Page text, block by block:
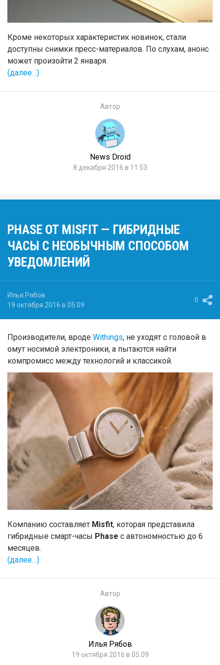
Кроме некоторых характеристик новинок, стали
доступны снимки пресс-материалов. По слухам, анонс
может произойти 2 января.
(далее…)
Автор
News Droid
8 декабря 2016 в 11:53
PHASE ОТ MISFIT — ГИБРИДНЫЕ
ЧАСЫ С НЕОБЫЧНЫМ СПОСОБОМ
УВЕДОМЛЕНИЙ
Илья Рябов
19 октября 2016 в 05:09
0
Производители, вроде Withings, не уходят с головой в
омут носимой электроники, а пытаются найти
компромисс между технологий и классикой.
Компанию составляет Misfit, которая представила
гибридные смарт-часы Phase с автономностью до 6
месяцев.
(далее…)
Автор
Илья Рябов
19 октября 2016 в 05:09